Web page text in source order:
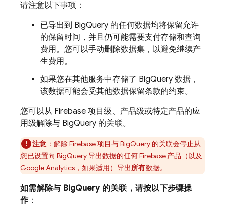
请注意以下事项：
已导出到 BigQuery 的任何数据均将保留允许
的保留时间，并且仍可能需要支付存储和查询
费用。您可以手动删除数据集，以避免继续产
生费用。
如果您在其他服务中存储了 BigQuery 数据，
该数据可能会受其他数据保留条款的约束。
您可以从 Firebase 项目级、产品级或特定产品的应
用级解除与 BigQuery 的关联。
注意 ：解除 Firebase 项目与BigQuery的关联会停止从
您已设置向 BigQuery导出数据的任何 Firebase 产品（以及
Google Analytics ，如果适用）导出所有数据。
如需解除与 BigQuery的关联，请按以下步骤操
作：